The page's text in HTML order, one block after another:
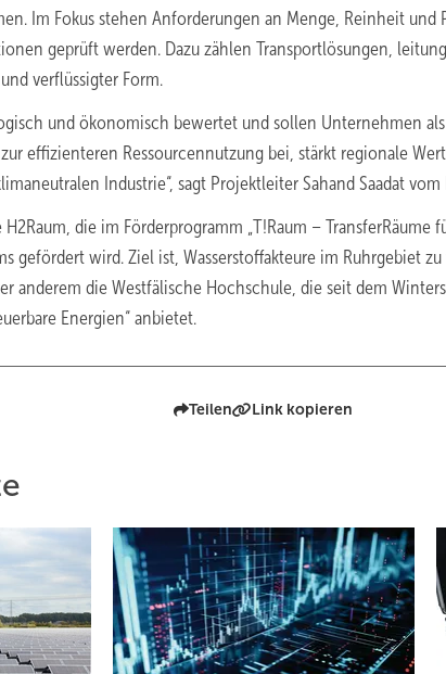
Im Fokus stehen Anforderungen an Menge, Reinheit und
geprüft werden. Dazu zählen Transportlösungen,
verflüssigter Form.
und ökonomisch bewertet und sollen Unternehmen
effizienteren Ressourcennutzung bei, stärkt regionale
Industrie“, sagt Projektleiter Sahand Saadat vom
die im Förderprogramm „T!Raum – TransferRäume
gefördert wird. Ziel ist, Wasserstoffakteure im Ruhrgebiet
anderem die Westfälische Hochschule, die seit dem
Energien“ anbietet.
Teilen Link kopieren